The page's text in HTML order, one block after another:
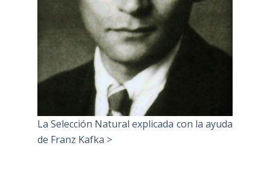
La Selección Natural explicada con la ayuda
de Franz Kafka >